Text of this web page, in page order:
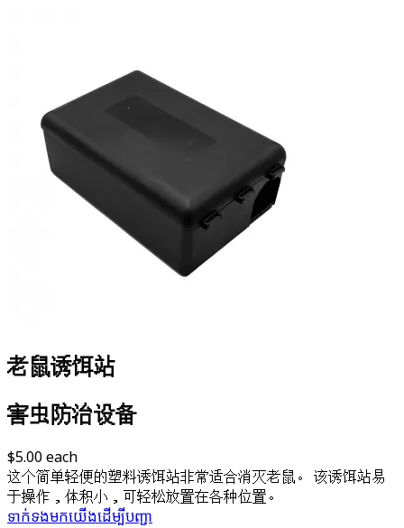
老鼠诱饵站
害虫防治设备
$5.00each
这个简单轻便的塑料诱饵站非常适合消灭老鼠。 该诱饵站易
于操作，体积小，可轻松放置在各种位置。
ទាក់ទង​មក​យើង​ដើម្បី​បញ្ជា​